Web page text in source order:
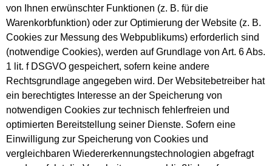
von Ihnen erwünschter Funktionen (z. B. für die
Warenkorbfunktion) oder zur Optimierung der Website (z. B.
Cookies zur Messung des Webpublikums) erforderlich sind
(notwendige Cookies), werden auf Grundlage von Art. 6 Abs.
1 lit. f DSGVO gespeichert, sofern keine andere
Rechtsgrundlage angegeben wird. Der Websitebetreiber hat
ein berechtigtes Interesse an der Speicherung von
notwendigen Cookies zur technisch fehlerfreien und
optimierten Bereitstellung seiner Dienste. Sofern eine
Einwilligung zur Speicherung von Cookies und
vergleichbaren Wiedererkennungstechnologien abgefragt